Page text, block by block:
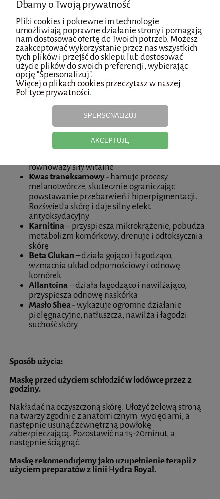
Hydrolizowany kolagen– pobudza proces
odnowy i regeneracji, głęboko nawilża i ujędrnia,
jest jednym z najsilniejszych substancji o
działaniu pojędrniającym
Kwas hialuronowy- intensywnie nawilża i
przeciwdziała starzeniu, reguluje procesy
naprawcze
Hydrolizowany proszek perłowy
– cenne źródło
aminokwasów o działaniu nawilżającym,
odżywczym oraz spowalniającym procesy
starzenia się skóry. Rozjaśnia przebarwienia i
poprawia koloryt skóry, wygładza i nadaje
elastyczność.
Złoto koloidalne – pozytywnie wpływa na
pojędrnienie skóry, działa silnie
równoważy siły witalne
Kwas traneksamowy- hamuje procesy
melanotwórcze, skutecznie ograniczając
powstawanie przebarwień i hiperpigmentacji.
Rozświetla skórę i daje silny efekt
antyoksydacyjny
Karnitina– przyspiesza mikrokrążenie, pobudza
metabolizm komórkowy, drenuje i odtoksycznia
skórę
Beta Glukan– działa gojąco i łagodząco,
wzmacnia układ odpornościowy i odnowę
komórek
Allantoina– działa łagodząco i nawilżająco,
przyspiesza odnowę naskórka
Masło Shea- wykazuje ogromne działanie
pielęgnacyjne, natłuszcza, nawilża i łagodzi
suchość skóry
Sposób użycia:
Maskę przed użyciem schłodzić w lodówce przez 2
godziny.
Nakładać na oczyszczoną skórę. Ułożyć żelową stroną
na twarzy zgodnie z anatomicznymi wycięciami, a
następnie usunąć zewnętrzną powłokę
zabezpieczającą. Pozostawić na 15-20minut, a
następnie ściągnąć.
Maskę rekomendujemy jako uzupełnienie terapii z
użyciem preparatów z linii Hydra Royal.
Dbamy o Twoją prywatność
Pliki cookies i pokrewne im technologie
umożliwiają poprawne działanie strony i pomagają
nam dostosować ofertę do Twoich potrzeb. Możesz
zaakceptować wykorzystanie przez nas wszystkich
tych plików i przejść do sklepu lub dostosować
użycie plików do swoich preferencji, wybierając
opcję "Spersonalizuj".
Więcej o plikach cookies przeczytasz w naszej
Polityce prywatności.
SPERSONALIZUJ
AKCEPTUJĘ